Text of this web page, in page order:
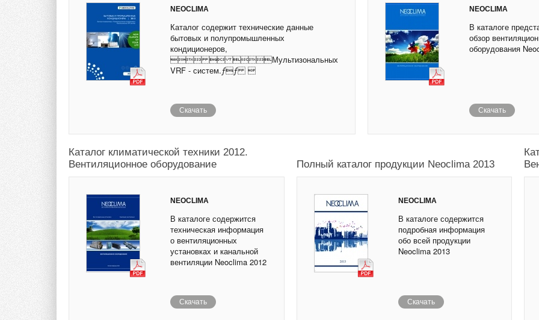
NEOCLIMA
Каталог содержит технические данные
бытовых и полупромышленных
кондиционеров,
  Мультизональных
VRF - систем.ƒƒ 
Скачать
NEOCLIMA
В каталоге
обзор
оборудования
Скачать
Каталог климатической техники 2012.
Вентиляционное оборудование
NEOCLIMA
В каталоге содержится
техническая информация
о вентиляционных
установках и канальной
вентиляции Neoclima 2012
Скачать
Полный каталог продукции Neoclima 2013
NEOCLIMA
В каталоге содержится
подробная информация
обо всей продукции
Neoclima 2013
Скачать